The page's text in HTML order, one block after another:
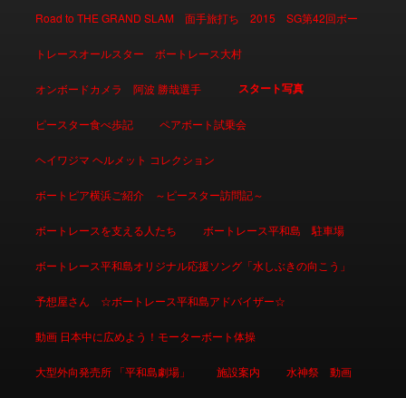
Road to THE GRAND SLAM 面手旅打ち 2015 SG第42回ボー
トレースオールスター ボートレース大村
オンボードカメラ 阿波 勝哉選手 スタート写真
ピースター食べ歩記 ペアボート試乗会
ヘイワジマ ヘルメット コレクション
ボートピア横浜ご紹介 ～ピースター訪問記～
ボートレースを支える人たち ボートレース平和島 駐車場
ボートレース平和島オリジナル応援ソング「水しぶきの向こう」
予想屋さん ☆ボートレース平和島アドバイザー☆
動画 日本中に広めよう！モーターボート体操
大型外向発売所 「平和島劇場」 施設案内 水神祭 動画